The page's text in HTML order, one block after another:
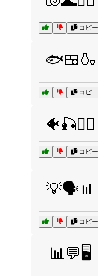
コピー
🐟🍱🍶
コピー
🐠🎣🏄‍♀️
コピー
💡🗣️📊
コピー
📊💬🖥️